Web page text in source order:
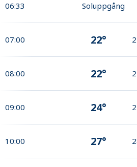
06:33 Soluppgång
07:00 22°
08:00 22°
09:00 24°
10:00 27°